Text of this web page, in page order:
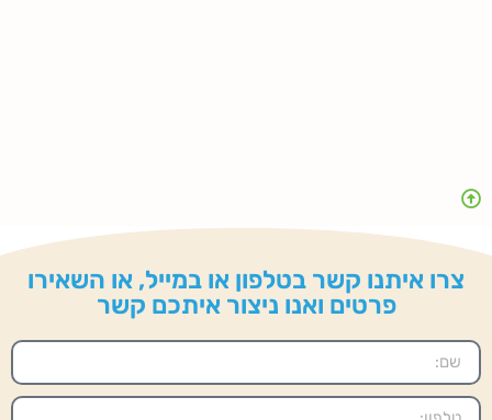
צרו איתנו קשר בטלפון או במייל, או השאירו
פרטים ואנו ניצור איתכם קשר